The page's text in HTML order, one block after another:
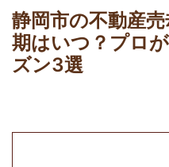
ナ
ビ
ゲ
ョ
静岡市の不動産
期はいつ？プロ
ズン3選